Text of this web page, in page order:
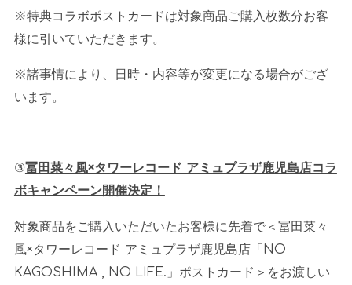
※特典コラボポストカードは対象商品ご購入枚数分お客
様に引いていただきます。
※諸事情により、日時・内容等が変更になる場合がござ
います。
③冨田菜々風×タワーレコード アミュプラザ鹿児島店コラ
ボキャンペーン開催決定！
対象商品をご購入いただいたお客様に先着で＜冨田菜々
風×タワーレコード アミュプラザ鹿児島店「 NO
KAGOSHIMA , NO LIFE. 」ポストカード＞をお渡しい